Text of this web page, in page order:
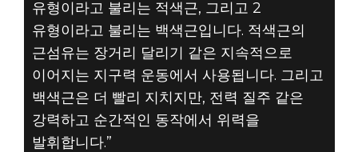
유형이라고 불리는 적색근, 그리고 2
유형이라고 불리는 백색근입니다. 적색근의
근섬유는 장거리 달리기 같은 지속적으로
이어지는 지구력 운동에서 사용됩니다. 그리고
백색근은 더 빨리 지치지만, 전력 질주 같은
강력하고 순간적인 동작에서 위력을
발휘합니다.”